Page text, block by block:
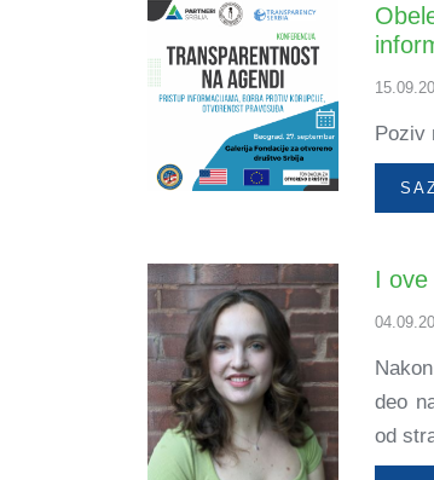
Poziv
I ove
deo
od